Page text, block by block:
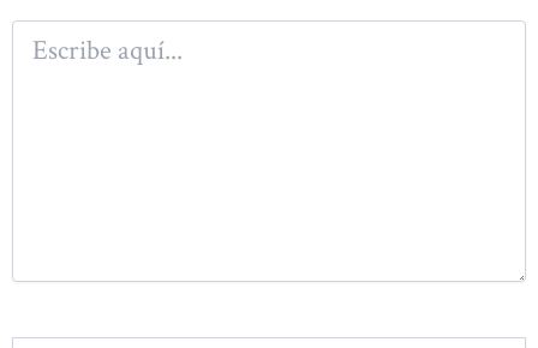
Escribe
aquí...